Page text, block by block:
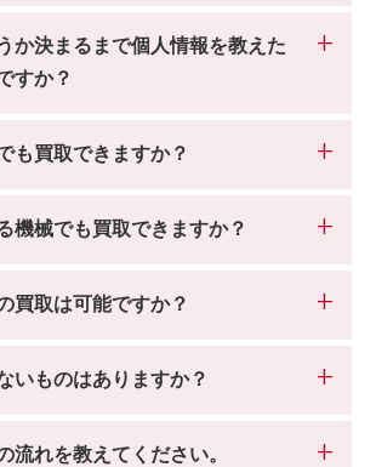
か決まるまで個人情報を教えた
すか？
も買取できますか？
機械でも買取できますか？
買取は可能ですか？
いものはありますか？
流れを教えてください。